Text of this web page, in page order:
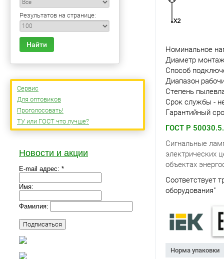
Результатов на странице:
Найти
Сервис
Для оптовиков
Проголосовать!
ТУ или ГОСТ что лучше?
Новости и акции
E-mail адрес: *
Имя:
Фамилия:
Номинальное
Диаметр
Способ
Диапазон
Степень
Срок службы -
Гарантийный
ГОСТ Р
Сигнальные
электрических
объектах
Соответствует
оборудования"
Норма упаковки